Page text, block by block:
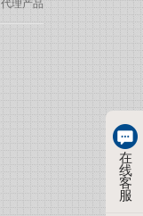
代理产品
在
线
客
服